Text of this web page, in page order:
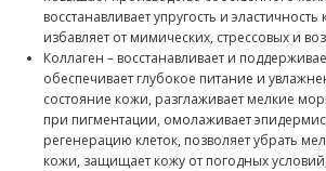
восстанавливает упругость и
избавляет от мимических, стрессовых и
Коллаген – восстанавливает и
обеспечивает глубокое питание и
состояние кожи, разглаживает мелкие
при пигментации, омолаживает
регенерацию клеток, позволяет убрать
кожи, защищает кожу от погодных условий;